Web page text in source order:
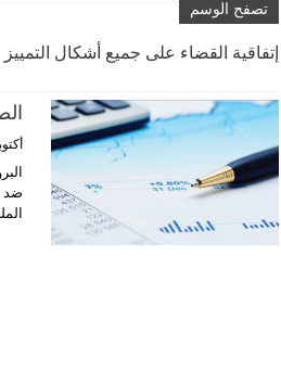
تصفح الوسم
إتفاقية القضاء على جميع أشكال
أكتوبر 31,
ضد